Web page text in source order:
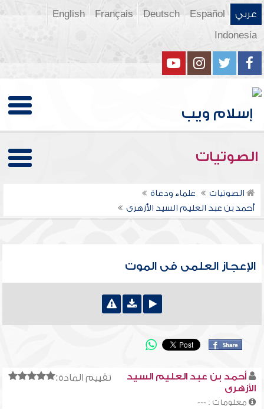
عربي Español
Deutsch
Français
English
Indonesia
الصوتيات
الصوتيات
علماء ودعاة
أحمد بن عبد العليم السيد الأزهرى
الإعجاز العلمى فى الموت
تقييم المادة:
أحمد بن عبد العليم السيد
الأزهرى
معلومات : ---